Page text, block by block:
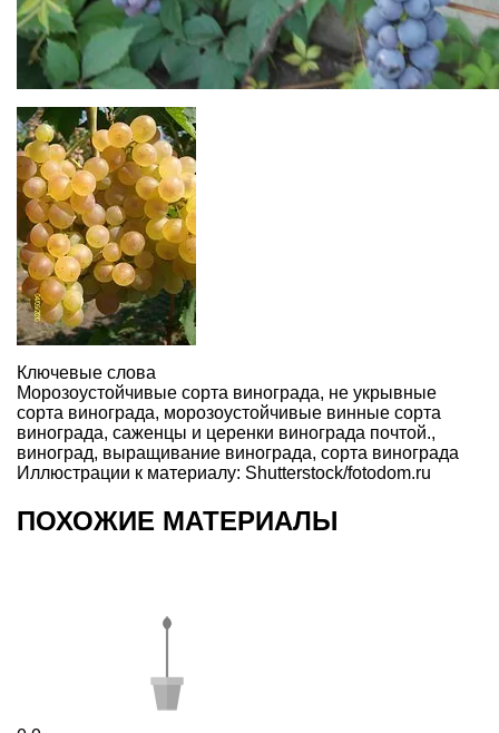
Ключевые слова
Морозоустойчивые сорта винограда, не укрывные
сорта винограда, морозоустойчивые винные сорта
винограда, саженцы и церенки винограда почтой.,
виноград, выращивание винограда, сорта винограда
Иллюстрации к материалу: Shutterstock/fotodom.ru
ПОХОЖИЕ МАТЕРИАЛЫ